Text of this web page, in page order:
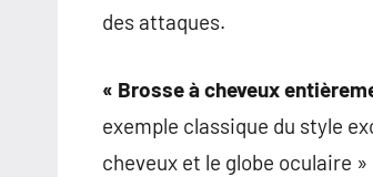
des attaques.
« Brosse à cheveux
exemple classique du style
cheveux et le globe oculaire »